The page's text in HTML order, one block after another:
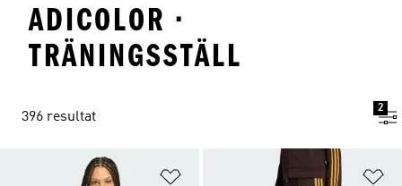
ADICOLOR ·
TRÄNINGSSTÄLL
396 resultat
2
Lägg till på önskelistan